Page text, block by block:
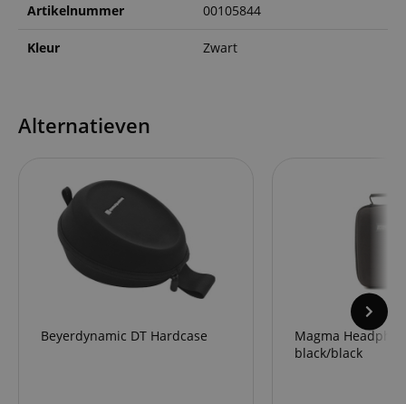
Artikelnummer 00105844
Kleur Zwart
Alternatieven
Beyerdynamic DT Hardcase
Magma
black/black